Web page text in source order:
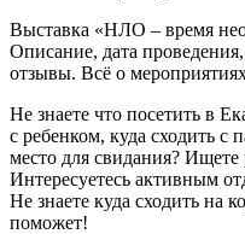
Выставка «НЛО – время
Описание, дата
отзывы. Всё о
Не знаете что посетить в
с ребенком, куда сходить
место для свидания?
Интересуетесь активным
Не знаете куда сходить на
поможет!